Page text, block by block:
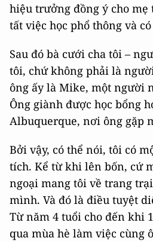
hiệu trưởng đồng ý cho mẹ
tất việc học phổ thông và
Sau đó bà cưới cha tôi –
tôi, chứ không phải là
ông ấy là Mike, một người
Ông giành được học bổng
Albuquerque, nơi ông gặp
Bởi vậy, có thể nói, tôi có
tích. Kể từ khi lên bốn, cứ
ngoại mang tôi về trang
mình. Và đó là điều tuyệt
Từ năm 4 tuổi cho đến khi
qua mùa hè làm việc cùng